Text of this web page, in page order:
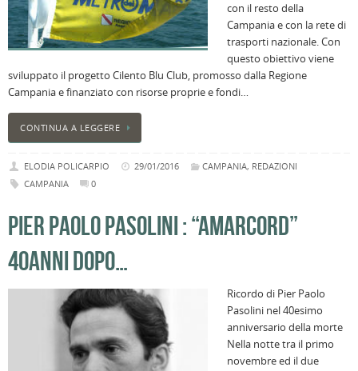
con il resto della
Campania e con la rete di
trasporti nazionale. Con
questo obiettivo viene
sviluppato il progetto Cilento Blu Club, promosso dalla Regione
Campania e finanziato con risorse proprie e fondi…
CONTINUA A LEGGERE
ELODIA POLICARPIO 29/01/2016 CAMPANIA, REDAZIONI
CAMPANIA
0
PIER PAOLO PASOLINI : “AMARCORD”
40ANNI DOPO…
Ricordo di Pier Paolo
Pasolini nel 40esimo
anniversario della morte
Nella notte tra il primo
novembre ed il due